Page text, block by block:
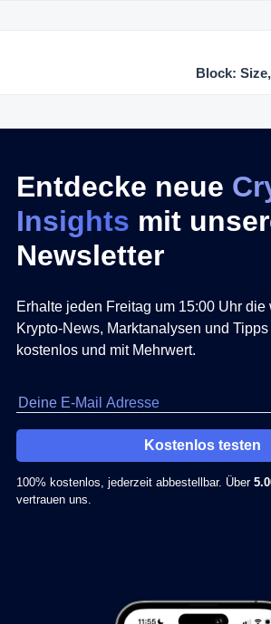
Block:
Entdecke neue
Insights mit
Newsletter
Erhalte jeden Freitag um 15:00 Uhr die
Krypto-News, Marktanalysen und
kostenlos und mit Mehrwert.
Kostenlos testen
100% kostenlos, jederzeit abbestellbar. Über
vertrauen uns.